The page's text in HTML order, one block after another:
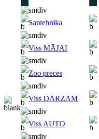
Santehnika
Viss MĀJAI
Zoo preces
Viss DĀRZAM
Viss AUTO